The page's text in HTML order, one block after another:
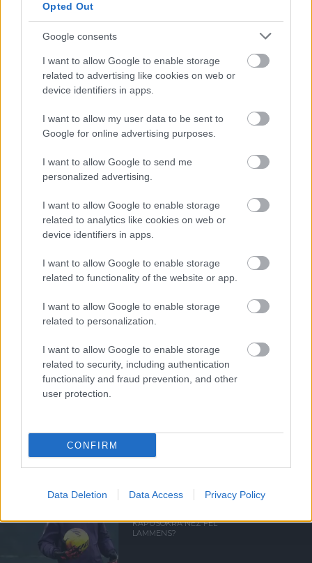
Opted Out
Google consents
I want to allow Google to enable storage
related to advertising like cookies on web or
device identifiers in apps.
I want to allow my user data to be sent to
Google for online advertising purposes.
I want to allow Google to send me
personalized advertising.
I want to allow Google to enable storage
related to analytics like cookies on web or
device identifiers in apps.
I want to allow Google to enable storage
related to functionality of the website or app.
I want to allow Google to enable storage
related to personalization.
I want to allow Google to enable storage
related to security, including authentication
functionality and fraud prevention, and other
user protection.
CONFIRM
Data Deletion Data Access Privacy Policy
Támogasd adományoddal
Kapcsolódó hírek
EGYKORI JÁTÉKOSOK
FRED ÜZENETE ANDREY
SANTOSNAK
KAPUSOKRA NÉZ FEL
LAMMENS?